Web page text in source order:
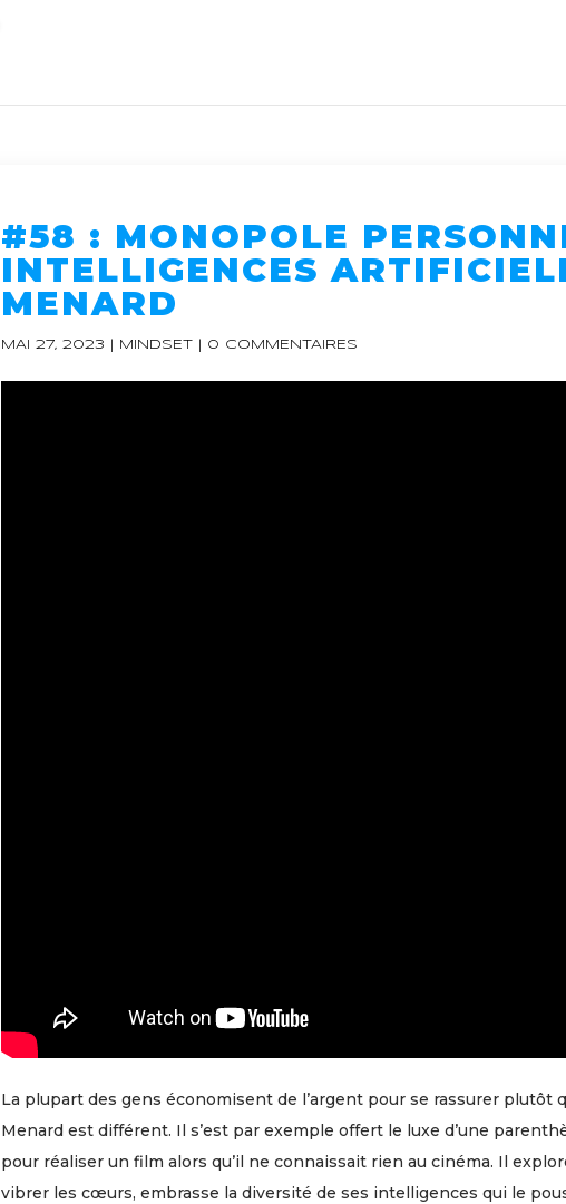
#58 : MONOPOLE
INTELLIGENCES
MENARD
MAI 27, 2023 MINDSET| 0 COMMENTAIRES
La plupart des gens économisent de l’argent pour se rassurer plutôt
Menard est différent. Il s’est par exemple offert le luxe d’une
pour réaliser un film alors qu’il ne connaissait rien au cinéma. Il
vibrer les cœurs, embrasse la diversité de ses intelligences qui le